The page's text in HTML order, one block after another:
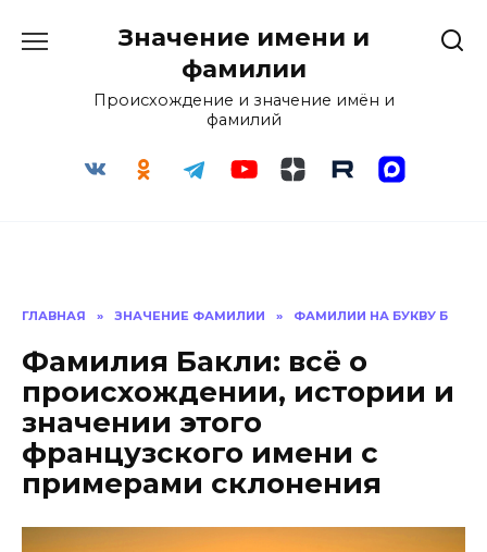
Значение имени и
фамилии
Происхождение и значение имён и
фамилий
ГЛАВНАЯ » ЗНАЧЕНИЕ ФАМИЛИИ » ФАМИЛИИ НА БУКВУ Б
Фамилия Бакли: всё о
происхождении, истории и
значении этого
французского имени с
примерами склонения